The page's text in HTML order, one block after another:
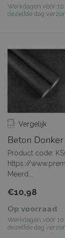
Werkdagen vóór
dezelfde dag
Vergelijk
Beton
Product code:
https://
Meerd...
€10,98
Op voorraad
Werkdagen vóór
dezelfde dag